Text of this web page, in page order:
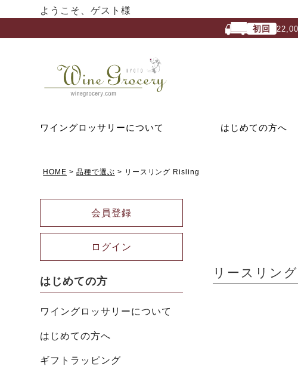
ようこそ、ゲスト様
初回
ワイングロッサリーについて はじめての方へ
HOME 品種で選ぶ リースリング Risling
会員登録
ログイン
はじめての方
ワイングロッサリーについて
はじめての方へ
ギフトラッピング
リースリン